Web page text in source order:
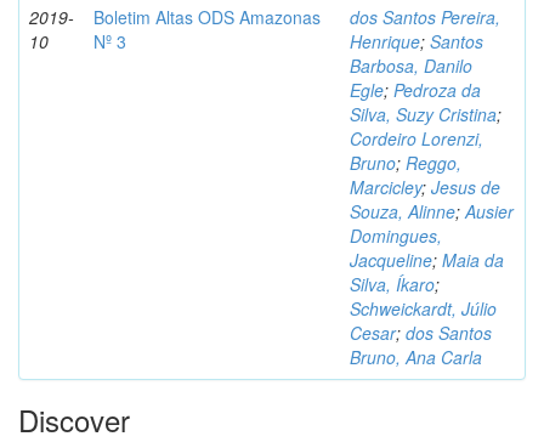
2019-
10
Boletim Altas ODS Amazonas
Nº 3
dos Santos Pereira,
Henrique; Santos
Barbosa, Danilo
Egle; Pedroza da
Silva, Suzy Cristina;
Cordeiro Lorenzi,
Bruno; Reggo,
Marcicley; Jesus de
Souza, Alinne;Ausier
Domingues,
Jacqueline; Maia da
Silva, Íkaro;
Schweickardt, Júlio
Cesar; dos Santos
Bruno, Ana Carla
Discover